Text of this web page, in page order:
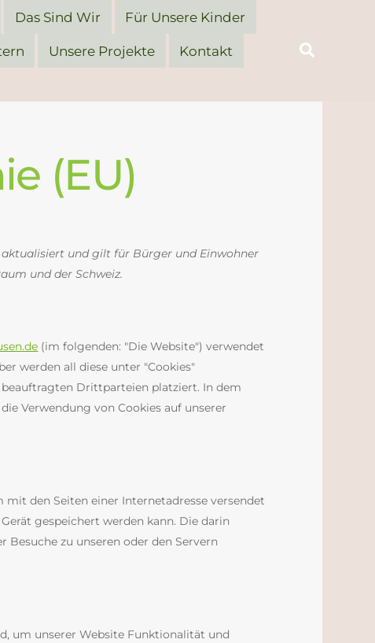
Das Sind Wir Für Unsere Kinder
Unsere Projekte Kontakt
(EU)
aktualisiert und gilt für Bürger und Einwohner
und der Schweiz.
(im folgenden: "Die Website") verwendet
werden all diese unter "Cookies"
Drittparteien platziert. In dem
Verwendung von Cookies auf unserer
den Seiten einer Internetadresse versendet
gespeichert werden kann. Die darin
zu unseren oder den Servern
um unserer Website Funktionalität und